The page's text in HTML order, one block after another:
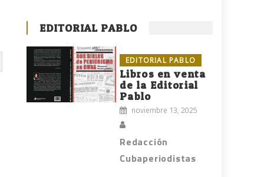
EDITORIAL PABLO
EDITORIAL PABLO
Libros en venta
de la Editorial
Pablo
noviembre 13, 2025
Redacción
Cubaperiodistas